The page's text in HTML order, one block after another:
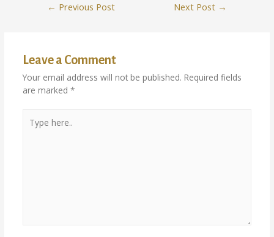
← Previous Post Next Post →
Leave a Comment
Your email address will not be published. Required fields
are marked *